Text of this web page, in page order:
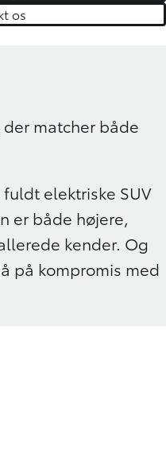
os
matcher både
elektriske SUV
er både højere,
kender. Og
på kompromis med